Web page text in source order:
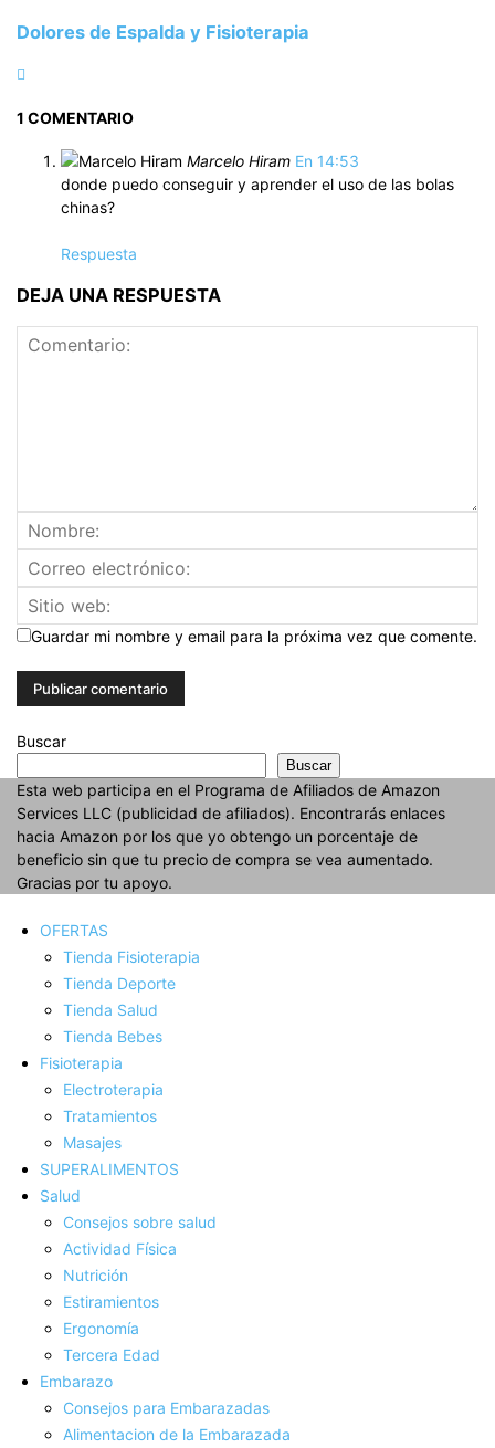
Dolores de Espalda y Fisioterapia
1 COMENTARIO
Marcelo Hiram En 14:53
donde puedo conseguir y aprender el uso de las bolas
chinas?
Respuesta
DEJA UNA RESPUESTA
Guardar mi nombre y email para la próxima vez que comente.
Buscar
Buscar
Esta web participa en el Programa de Afiliados de Amazon
Services LLC (publicidad de afiliados). Encontrarás enlaces
hacia Amazon por los que yo obtengo un porcentaje de
beneficio sin que tu precio de compra se vea aumentado.
Gracias por tu apoyo.
OFERTAS
Tienda Fisioterapia
Tienda Deporte
Tienda Salud
Tienda Bebes
Fisioterapia
Electroterapia
Tratamientos
Masajes
SUPERALIMENTOS
Salud
Consejos sobre salud
Actividad Fí­sica
Nutrición
Estiramientos
Ergonomí­a
Tercera Edad
Embarazo
Consejos para Embarazadas
Alimentacion de la Embarazada